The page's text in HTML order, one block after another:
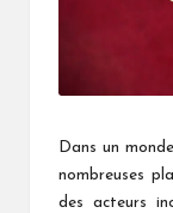
Dans un
nombreuses
des acteurs